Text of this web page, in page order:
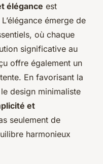
élégance est
émerge de
où chaque
significative au
offre également un
En favorisant la
design minimaliste
et
seulement de
harmonieux